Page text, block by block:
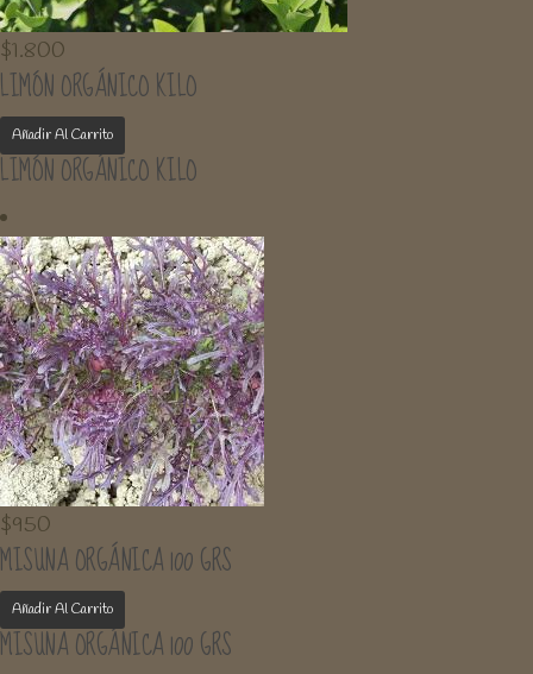
$1.800
LIMÓN ORGÁNICO KILO
Añadir Al Carrito
LIMÓN ORGÁNICO KILO
$950
MISUNA ORGÁNICA 100 GRS
Añadir Al Carrito
MISUNA ORGÁNICA 100 GRS